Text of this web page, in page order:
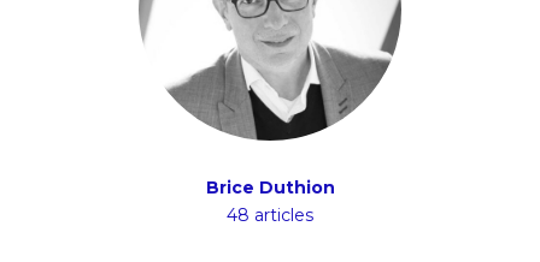
Brice Duthion
48 articles